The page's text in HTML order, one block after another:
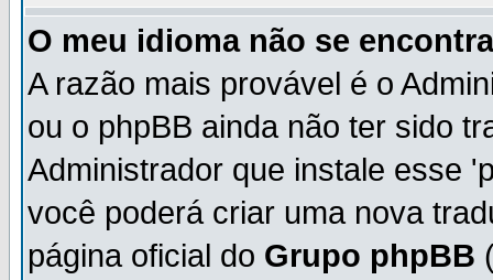
O meu idioma não se
A razão mais provável é o
ou o phpBB ainda não ter sido
Administrador que instale esse
você poderá criar uma nova
página oficial do Grupo phpBB